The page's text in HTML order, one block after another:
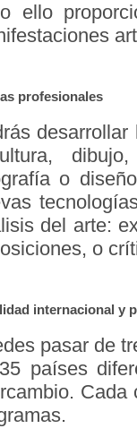
ello
profesionales
o
del arte:
o
internacional y
pasar de
países
Cada